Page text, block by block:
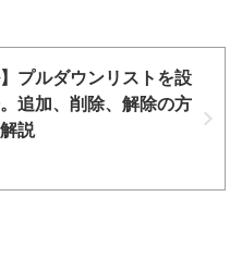
】プルダウンリストを設
追加、削除、解除の方
説